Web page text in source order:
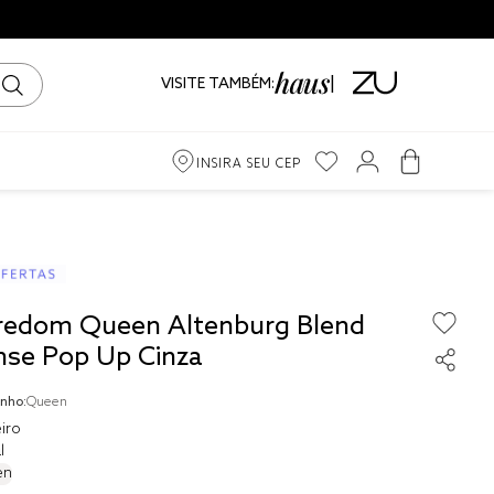
VISITE TAMBÉM:
INSIRA SEU CEP
Queen Altenburg Blend
Pop Up Cinza
Queen